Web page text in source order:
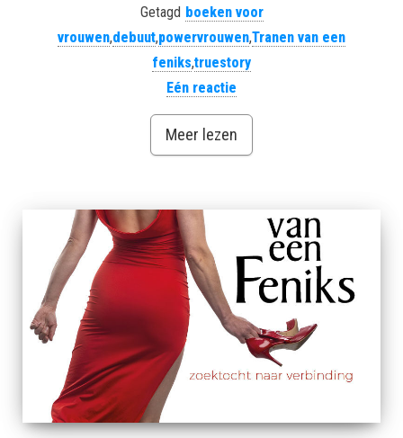
Getagd boeken voor
vrouwen,debuut,powervrouwen,Tranen van een
feniks,truestory
Eén reactie
Meer lezen